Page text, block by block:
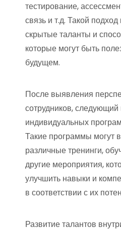
тестирование,
связь и т.д. Такой
скрытые таланты и
которые могут быть
будущем.
После выявления
сотрудников, следующий
индивидуальных
Такие программы могут
различные тренинги,
другие мероприятия,
улучшить навыки и
в соответствии с их
Развитие талантов